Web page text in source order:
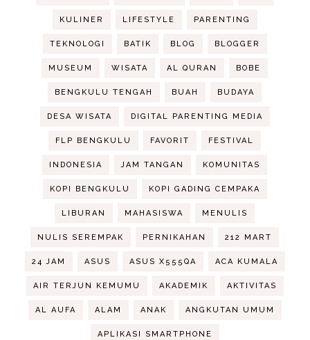
KULINER LIFESTYLE PARENTING
TEKNOLOGI BATIK BLOG BLOGGER
MUSEUM WISATA AL QURAN BOBE
BENGKULU TENGAH BUAH BUDAYA
DESA WISATA DIGITAL PARENTING MEDIA
FLP BENGKULU FAVORIT FESTIVAL
INDONESIA JAM TANGAN KOMUNITAS
KOPI BENGKULU KOPI GADING CEMPAKA
LIBURAN MAHASISWA MENULIS
NULIS SEREMPAK PERNIKAHAN 212 MART
24 JAM ASUS ASUS X555QA ACA KUMALA
AIR TERJUN KEMUMU AKADEMIK AKTIVITAS
AL AUFA ALAM ANAK ANGKUTAN UMUM
APLIKASI SMARTPHONE